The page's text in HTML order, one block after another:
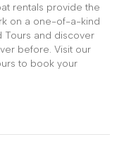
rentals provide the
on a one-of-a-kind
Tours and discover
before. Visit our
to book your